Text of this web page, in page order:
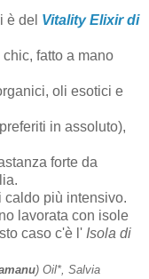
è del Vitality Elixir di
fatto a mano
oli esotici e
in assoluto),
forte da
caldo più intensivo.
lavorata con isole
caso c'è l' Isola di
) Oil*, Salvia